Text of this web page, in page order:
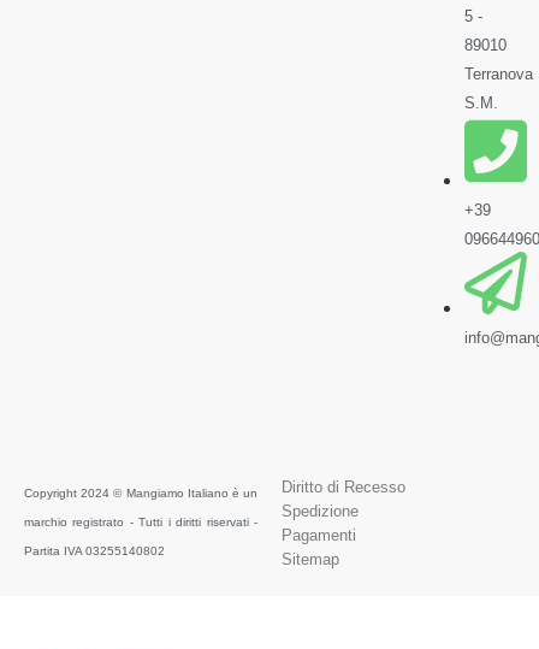
5 -
89010
Terranova
S.M.
+39
Copyright 2024 © Mangiamo Italiano è un
marchio registrato - Tutti i diritti riservati -
Partita IVA 03255140802
Diritto di Recesso
Spedizione
Pagamenti
Sitemap